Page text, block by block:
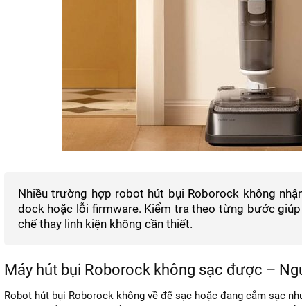
Nhiều trường hợp robot hút bụi Roborock không
dock hoặc lỗi firmware. Kiểm tra theo từng bước
chế thay linh kiện không cần thiết.
Máy hút bụi Roborock không sạc được –
Robot hút bụi Roborock không về đế sạc hoặc đang cắm sạc